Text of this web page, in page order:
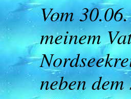
Vom
meinem
neben